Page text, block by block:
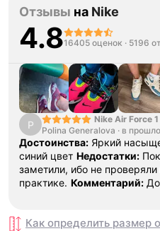
Отзывы на Nike
4.816405 оценок · 5196
P
Nike Air Force
College Pack
Blue
Polina Generalova · в
Достоинства: Яркий
синий цвет Недостатки:
заметили, ибо не проверяли
практике. Комментарий:
Как определить размер